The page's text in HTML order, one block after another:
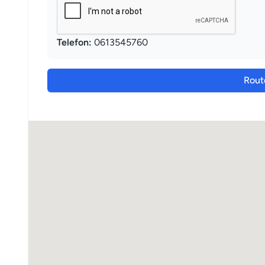
Telefon: 0613545760